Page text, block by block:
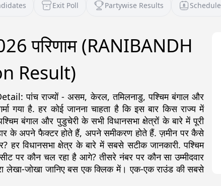
Exit Poll Partywise Results Schedule
परिणाम (RANIBANDH
Result)
पांच राज्यों - असम, केरल, तमिलनाडु, पश्चिम बंगाल और
गया है. हर कोई जानना चाहता है कि इस बार किस राज्य में
बंगाल और पुडुचेरी के सभी विधानसभा क्षेत्रों के बारे में पूरी
के अपने फैक्टर होते हैं, अपने समीकरण होते हैं. ज़मीन पर कैसे
हर विधानसभा क्षेत्र के बारे में सबसे सटीक जानकारी. पश्चिम
पर कौन चल रहा है आगे? तीसरे नंबर पर कौन सा उम्मीदवार
लेखा-जोखा जानिए बस एक क्लिक में। एक-एक राउंड की सबसे